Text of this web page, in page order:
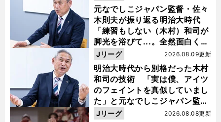
元なでしこジャパン監督・佐々
木則夫が振り返る明治大時代
「練習もしない（木村）和司が
脚光を浴びて...。全然面白くな
い４年間でした」
明治大時代から別格だった木村
和司の技術 「実は僕、アイツ
のフェイントを真似していまし
た」と元なでしこジャパン監
督・佐々木則夫
2026.08.09更新
Jリーグ
2026.08.08更新
Jリーグ